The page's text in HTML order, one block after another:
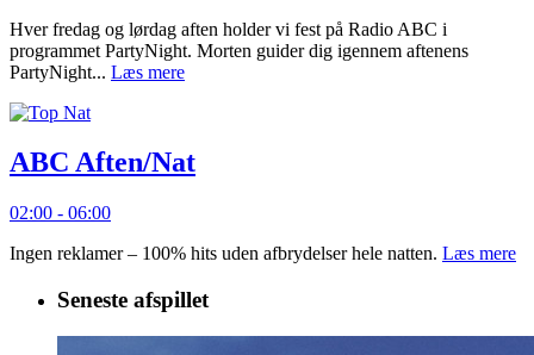
Hver fredag og lørdag aften holder vi fest på Radio ABC i
programmet PartyNight. Morten guider dig igennem aftenens
PartyNight... Læs mere
ABC Aften/Nat
02:00 - 06:00
Ingen reklamer – 100% hits uden afbrydelser hele natten. Læs mere
Seneste afspillet